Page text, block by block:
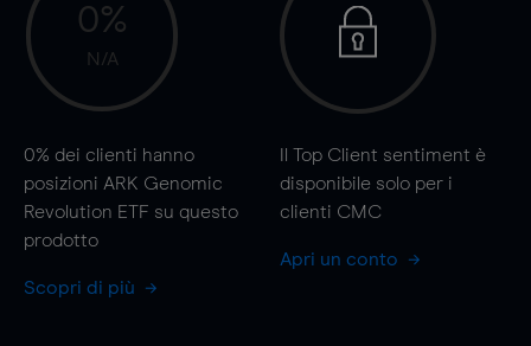
0%
N/A
0% dei clienti hanno
posizioni ARK Genomic
Revolution ETF su questo
prodotto
Scopri di più
Il Top Client sentiment è
disponibile solo per i
clienti CMC
Apri un conto